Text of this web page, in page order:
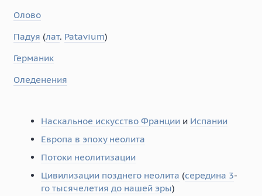
Олово
Падуя (лат. Patavium)
Германик
Оледенения
Наскальное искусство Франции и Испании
Европа в эпоху неолита
Потоки неолитизации
Цивилизации позднего неолита (середина 3-
го тысячелетия до нашей эры)